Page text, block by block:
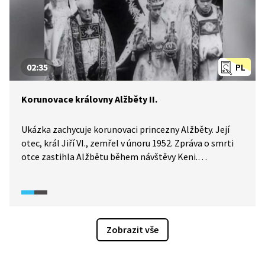
PL
02:35
Korunovace královny Alžběty II.
Ukázka zachycuje korunovaci princezny Alžběty. Její
otec, král Jiří VI., zemřel v únoru 1952. Zpráva o smrti
otce zastihla Alžbětu během návštěvy Keni.
Zobrazit vše